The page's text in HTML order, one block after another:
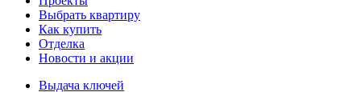
Выбрать квартиру
Как купить
Отделка
Новости и акции
Выдача ключей